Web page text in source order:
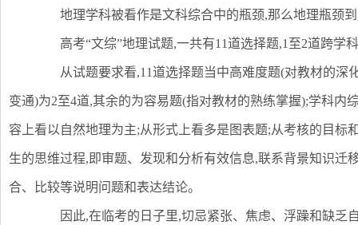
地理学科被看作是文科综合中的瓶颈,那么地理瓶颈到
高考“文综”地理试题,一共有11道选择题,1至2道跨学
从试题要求看,11道选择题当中高难度题(对教材的深
变通)为2至4道,其余的为容易题(指对教材的熟练掌握);学科内
容上看以自然地理为主;从形式上看多是图表题;从考核的目标
生的思维过程,即审题、发现和分析有效信息,联系背景知识迁
合、比较等说明问题和表达结论。
因此,在临考的日子里,切忌紧张、焦虑、浮躁和缺乏